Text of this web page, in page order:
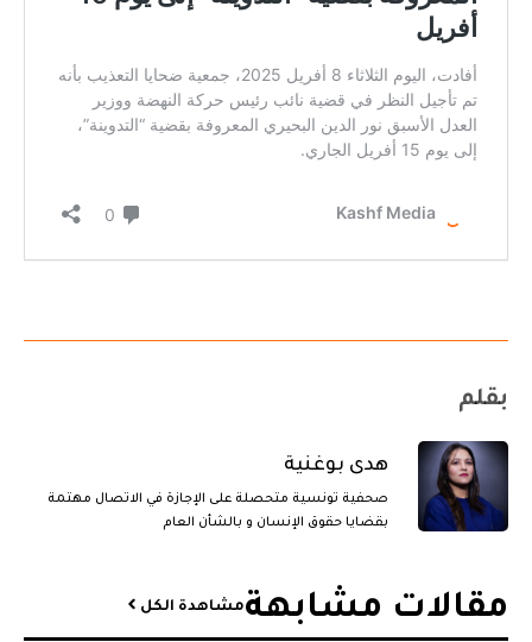
بقلم
هدى بوغنية
صحفية تونسية متحصلة على الإجازة في الاتصال مهتمة
بقضايا حقوق الإنسان و بالشأن العام
مقالات مشابهة​مشاهدة الكل